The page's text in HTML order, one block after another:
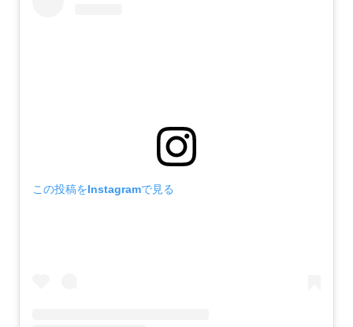
この投稿をInstagramで見る